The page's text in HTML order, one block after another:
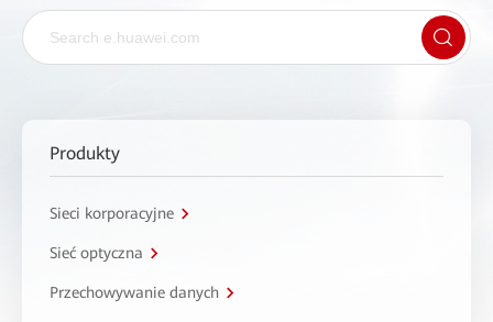
Produkty
Sieci korporacyjne
Sieć optyczna
Przechowywanie danych